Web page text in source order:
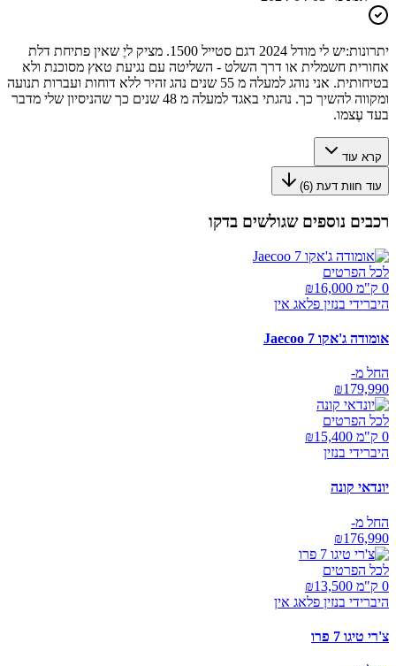
יתרונות:
יש לי מודל 2024 דגם סטייל 1500. מציק ליֶ שאין פתיחת דלת
אחורית חשמלית או דרך השלט - השליטה עם נגיעת טאץ מסוכנת ולא
בטיחותית. אני נוהג למעלה מ 55 שנים נהג זהיר ללא דוחות ועברות תנועה
ומקווה להשיך כך. נהגתי באגד למעלה מ 48 שנים כך שהניסיון שלי מדבר
בעד עֶצמו.
קרא עוד
עוד חוות דעת (6
)
רכבים נוספים שגולשים בדקו
לכל הפרטים
0 ק"מ ₪
16,000
היברידי בנזין פלאג אין
אומודה ג'אקו Jaecoo 7
החל מ-
₪179,990
לכל הפרטים
0 ק"מ ₪
15,400
היברידי בנזין
יונדאי קונה
החל מ-
₪176,990
לכל הפרטים
0 ק"מ ₪
13,500
היברידי בנזין פלאג אין
צ'רי טיגו 7 פרו